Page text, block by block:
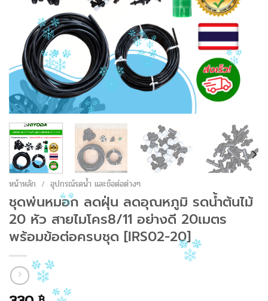
หน้าหลัก / อุปกรณ์รดน้ำ และข้อต่อต่างๆ
ชุดพ่นหมอก ลดฝุ่น ลดอุณหภูมิ รดน้ำต้นไม้
20 หัว สายไมโคร8/11 อย่างดี 20เมตร
พร้อมข้อต่อครบชุด [IRS02-20]